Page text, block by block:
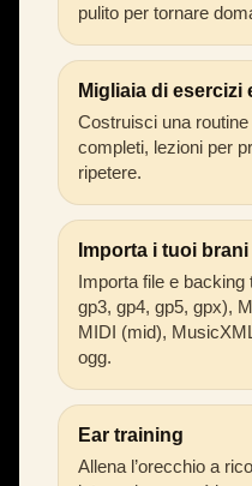
pulito per tornare
Migliaia di esercizi
Costruisci una
completi, lezioni per
ripetere.
Importa i tuoi brani
Importa file e
gp3, gp4, gp5, gpx),
MIDI (mid),
ogg.
Ear training
Allena l’orecchio a